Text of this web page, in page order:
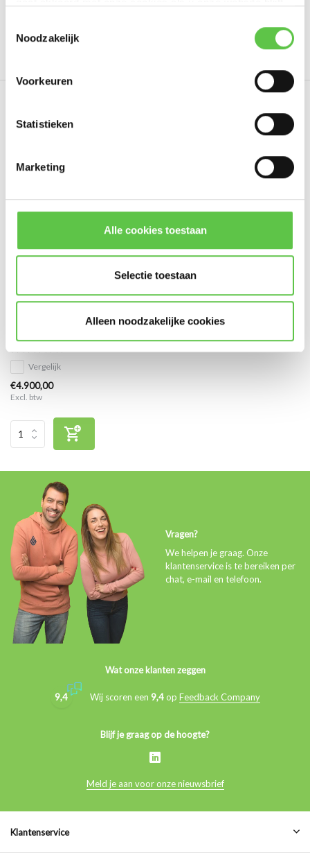
Noodzakelijk
Voorkeuren
Statistieken
Marketing
Alle cookies toestaan
Selectie toestaan
Alleen noodzakelijke cookies
Tags
10 Year License Enterprise License
Cisco Meraki MX84 Enterprise
Vergelijk
€4.900,00
Excl. btw
Vragen?
We helpen je graag. Onze
klantenservice is te bereiken per
chat, e-mail en telefoon.
Wat onze klanten zeggen
9,4 Wij scoren een 9,4op Feedback Company
Blijf je graag op de hoogte?
Meld je aan voor onze nieuwsbrief
Klantenservice
Abonneer
* Lees hier de wettelijke beperkingen